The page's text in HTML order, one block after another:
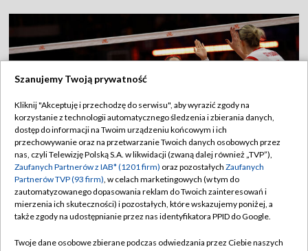
Kiedy kolejny mecz polskich siatkarek?
Kibice nie będą długo czekać
7:55 | SIATKÓWKA
Szanujemy Twoją prywatność
Kliknij "Akceptuję i przechodzę do serwisu", aby wyrazić zgody na
korzystanie z technologii automatycznego śledzenia i zbierania danych,
dostęp do informacji na Twoim urządzeniu końcowym i ich
przechowywanie oraz na przetwarzanie Twoich danych osobowych przez
nas, czyli Telewizję Polską S.A. w likwidacji (zwaną dalej również „TVP”),
Zaufanych Partnerów z IAB* (1201 firm) oraz pozostałych Zaufanych
Partnerów TVP (93 firm), w celach marketingowych (w tym do
zautomatyzowanego dopasowania reklam do Twoich zainteresowań i
mierzenia ich skuteczności) i pozostałych, które wskazujemy poniżej, a
także zgody na udostępnianie przez nas identyfikatora PPID do Google.
Twoje dane osobowe zbierane podczas odwiedzania przez Ciebie naszych